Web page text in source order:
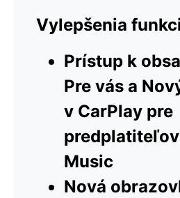
Vylepšenia
Prístup k
Pre vás a
v CarPlay pre
Music
Nová